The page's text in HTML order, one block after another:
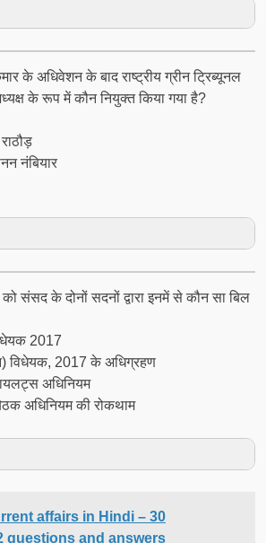
के अधिवेशन के बाद राष्ट्रीय ग्रीन ट्रिब्यूनल
के रूप में कौन नियुक्त किया गया है?
नंबियार
संसद के दोनों सदनों द्वारा इनमें से कौन सा बिल
2017
विधेयक, 2017 के अधिग्रहण
अधिनियम
अधिनियम की रोकथाम
affairs in Hindi – 30
questions and answers